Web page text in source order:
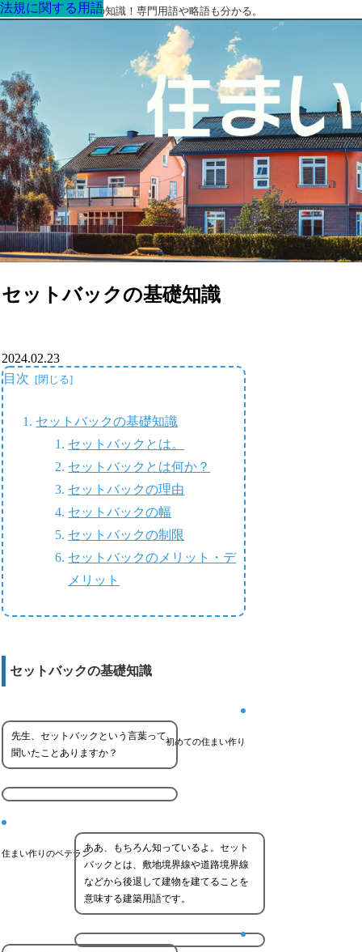
最高の家を作るための知識！専門用語や略語も分かる。
セットバックの基礎知識
法規に関する用語
2024.02.23
目次
セットバックの基礎知識
セットバックとは。
セットバックとは何か？
セットバックの理由
セットバックの幅
セットバックの制限
セットバックのメリット・デ
メリット
セットバックの基礎知識
初めての住まい作り
先生、セットバックという言葉って
聞いたことありますか？
住まい作りのベテランああ、もちろん知っているよ。セット
バックとは、敷地境界線や道路境界線
などから後退して建物を建てることを
意味する建築用語です。
法規に関する用語
法規に関する用語
法規に関する用語
法規に関する用語
法規に関する用語
法規に関する用語